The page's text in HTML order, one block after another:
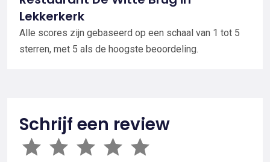
Lekkerkerk
Alle scores zijn gebaseerd op een schaal van 1 tot 5
sterren, met 5 als de hoogste beoordeling.
Schrijf een review